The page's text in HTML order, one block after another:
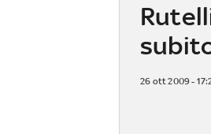
26 ott 2009 -